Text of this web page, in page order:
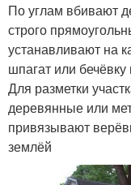
По углам вбивают
строго
устанавливают на
шпагат или
Для разметки
деревянные или
привязывают
землёй